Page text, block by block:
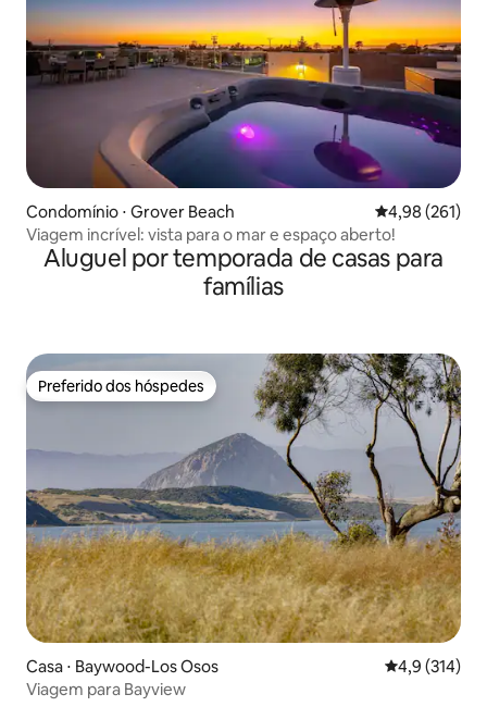
Condomínio ⋅ Grover Beach 4,98 de uma
4,98 (261)
Viagem incrível: vista para o mar e espaço aberto!
Aluguel por temporada de casas para
famílias
Preferido dos hóspedes
Preferido dos hóspedes
Casa ⋅ Baywood-Los Osos 4,9 de uma
4,9 (314)
Viagem para Bayview